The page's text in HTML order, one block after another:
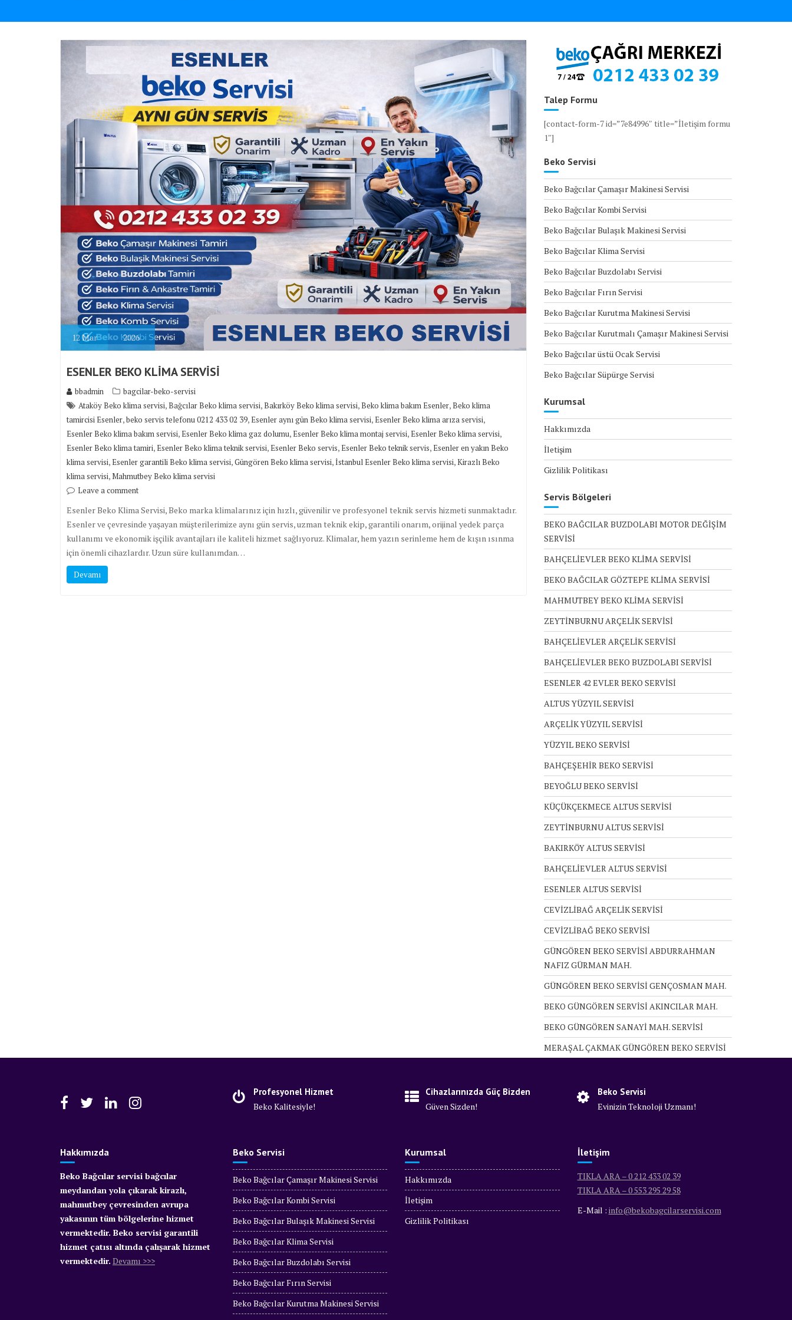
12 Mar 2026
ESENLER BEKO KLİMA SERVİSİ
bbadmin
bagcilar-beko-servisi
Ataköy Beko klima servisi,Bağcılar Beko klima servisi,Bakırköy Beko klima servisi,Beko klima bakım Esenler,Beko klima
tamircisi Esenler,beko servis telefonu 0212 433 02 39,Esenler aynı gün Beko klima servisi,Esenler Beko klima arıza servisi,
Esenler Beko klima bakım servisi,Esenler Beko klima gaz dolumu,Esenler Beko klima montaj servisi,Esenler Beko klima servisi,
Esenler Beko klima tamiri,Esenler Beko klima teknik servisi,Esenler Beko servis,Esenler Beko teknik servis,Esenler en yakın Beko
klima servisi,Esenler garantili Beko klima servisi,Güngören Beko klima servisi,İstanbul Esenler Beko klima servisi,Kirazlı Beko
klima servisi,Mahmutbey Beko klima servisi
Leave a comment
Esenler Beko Klima Servisi, Beko marka klimalarınız için hızlı, güvenilir ve profesyonel teknik servis hizmeti sunmaktadır.
Esenler ve çevresinde yaşayan müşterilerimize aynı gün servis, uzman teknik ekip, garantili onarım, orijinal yedek parça
kullanımı ve ekonomik işçilik avantajları ile kaliteli hizmet sağlıyoruz. Klimalar, hem yazın serinleme hem de kışın ısınma
için önemli cihazlardır. Uzun süre kullanımdan…
Devamı
Talep Formu
[contact-form-7 id=”7e84996″ title=”İletişim formu
1″]
Beko Servisi
Beko Bağcılar Çamaşır Makinesi Servisi
Beko Bağcılar Kombi Servisi
Beko Bağcılar Bulaşık Makinesi Servisi
Beko Bağcılar Klima Servisi
Beko Bağcılar Buzdolabı Servisi
Beko Bağcılar Fırın Servisi
Beko Bağcılar Kurutma Makinesi Servisi
Beko Bağcılar Kurutmalı Çamaşır Makinesi Servisi
Beko Bağcılar üstü Ocak Servisi
Beko Bağcılar Süpürge Servisi
Kurumsal
Hakkımızda
İletişim
Gizlilik Politikası
Servis Bölgeleri
BEKO BAĞCILAR BUZDOLABI MOTOR DEĞİŞİM
SERVİSİ
BAHÇELİEVLER BEKO KLİMA SERVİSİ
BEKO BAĞCILAR GÖZTEPE KLİMA SERVİSİ
MAHMUTBEY BEKO KLİMA SERVİSİ
ZEYTİNBURNU ARÇELİK SERVİSİ
BAHÇELİEVLER ARÇELİK SERVİSİ
BAHÇELİEVLER BEKO BUZDOLABI SERVİSİ
ESENLER 42 EVLER BEKO SERVİSİ
ALTUS YÜZYIL SERVİSİ
ARÇELİK YÜZYIL SERVİSİ
YÜZYIL BEKO SERVİSİ
BAHÇEŞEHİR BEKO SERVİSİ
BEYOĞLU BEKO SERVİSİ
KÜÇÜKÇEKMECE ALTUS SERVİSİ
ZEYTİNBURNU ALTUS SERVİSİ
BAKIRKÖY ALTUS SERVİSİ
BAHÇELİEVLER ALTUS SERVİSİ
ESENLER ALTUS SERVİSİ
CEVİZLİBAĞ ARÇELİK SERVİSİ
CEVİZLİBAĞ BEKO SERVİSİ
GÜNGÖREN BEKO SERVİSİ ABDURRAHMAN
NAFIZ GÜRMAN MAH.
GÜNGÖREN BEKO SERVİSİ GENÇOSMAN MAH.
BEKO GÜNGÖREN SERVİSİ AKINCILAR MAH.
BEKO GÜNGÖREN SANAYİ MAH. SERVİSİ
MERAŞAL ÇAKMAK GÜNGÖREN BEKO SERVİSİ
Profesyonel Hizmet
Beko Kalitesiyle!
Cihazlarınızda Güç Bizden
Güven Sizden!
Beko Servisi
Evinizin Teknoloji Uzmanı!
Hakkımızda
Beko Bağcılar servisi bağcılar
meydandan yola çıkarak kirazlı,
mahmutbey çevresinden avrupa
yakasının tüm bölgelerine hizmet
vermektedir. Beko servisi garantili
hizmet çatısı altında çalışarak hizmet
vermektedir. Devamı >>>
Beko Servisi
Beko Bağcılar Çamaşır Makinesi Servisi
Beko Bağcılar Kombi Servisi
Beko Bağcılar Bulaşık Makinesi Servisi
Beko Bağcılar Klima Servisi
Beko Bağcılar Buzdolabı Servisi
Beko Bağcılar Fırın Servisi
Beko Bağcılar Kurutma Makinesi Servisi
Kurumsal
Hakkımızda
İletişim
Gizlilik Politikası
İletişim
TIKLA ARA – 0 212 433 02 39
TIKLA ARA – 0 553 295 29 58
E-Mail : info@bekobagcilarservisi.com